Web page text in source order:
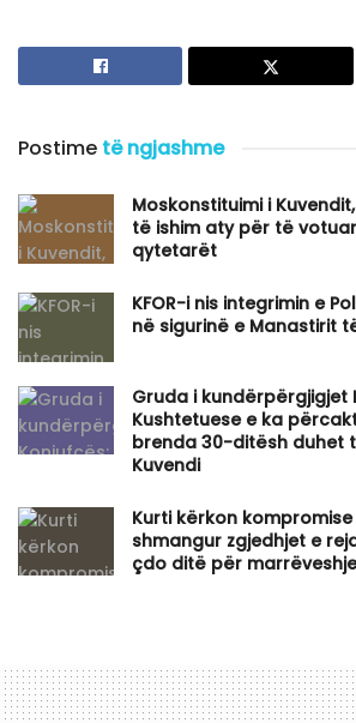
Postime të ngjashme
Moskonstituimi i
të ishim aty për të
qytetarët
KFOR-i nis integrimin e
në sigurinë e Manastirit
Gruda i kundërpërgjigjet
Kushtetuese e ka
brenda 30-ditësh duhet
Kuvendi
Kurti kërkon
shmangur zgjedhjet e
çdo ditë për marrëveshje